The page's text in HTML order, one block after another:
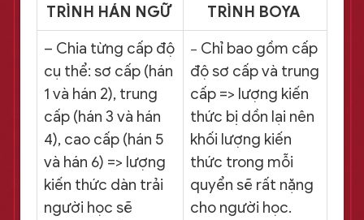
TRÌNH HÁN NGỮ
TRÌNH BOYA
– Chia từng cấp độ
cụ thể: sơ cấp (hán
1 và hán 2), trung
cấp (hán 3 và hán
4), cao cấp (hán 5
và hán 6) => lượng
kiến thức dàn trải
người học sẽ
– Chỉ bao gồm cấp
độ sơ cấp và trung
cấp => lượng kiến
thức bị dồn lại nên
khối lượng kiến
thức trong mỗi
quyển sẽ rất nặng
cho người học.